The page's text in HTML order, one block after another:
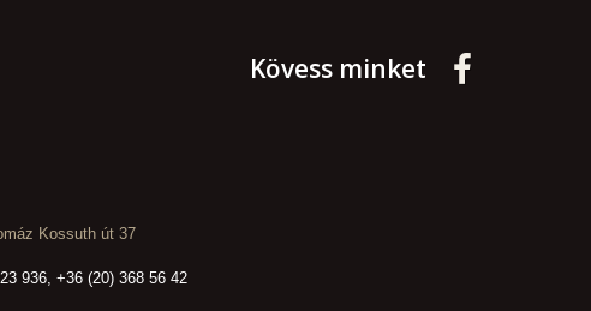
Kövess minket
Kossuth út 37
936, +36 (20) 368 56 42